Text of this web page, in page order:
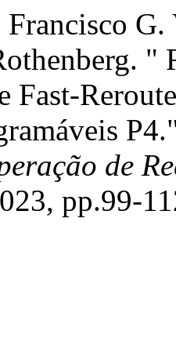
Fast-
de
pp.99-